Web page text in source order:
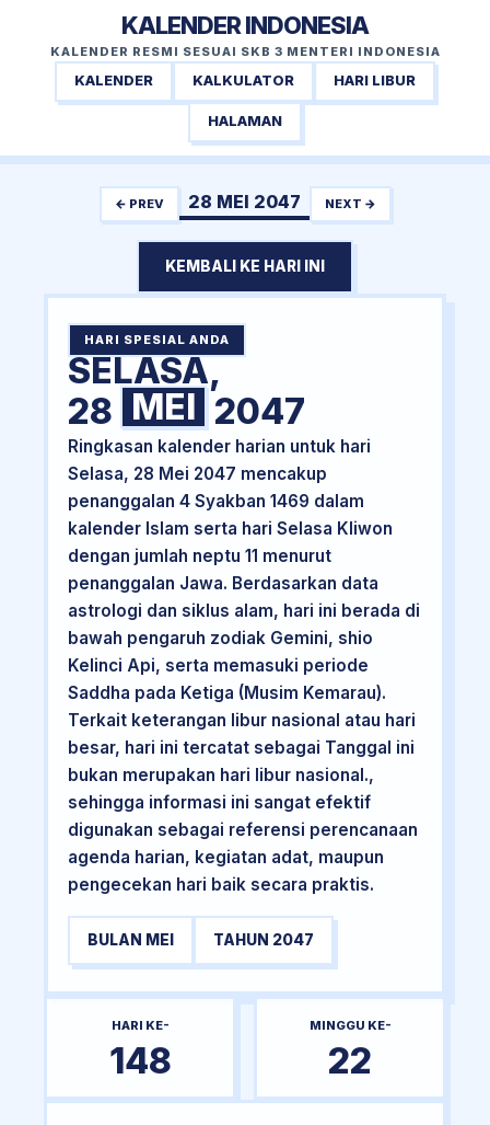
KALENDER INDONESIA
KALENDER RESMI SESUAI SKB 3 MENTERI INDONESIA
KALENDER KALKULATOR HARI LIBUR
HALAMAN
← PREV 28 MEI 2047 NEXT →
KEMBALI KE HARI INI
HARI SPESIAL ANDA
SELASA,
28 MEI 2047
Ringkasan kalender harian untuk hari
Selasa, 28 Mei 2047 mencakup
penanggalan 4 Syakban 1469 dalam
kalender Islam serta hari Selasa Kliwon
dengan jumlah neptu 11 menurut
penanggalan Jawa. Berdasarkan data
astrologi dan siklus alam, hari ini berada di
bawah pengaruh zodiak Gemini, shio
Kelinci Api, serta memasuki periode
Saddha pada Ketiga (Musim Kemarau).
Terkait keterangan libur nasional atau hari
besar, hari ini tercatat sebagai Tanggal ini
bukan merupakan hari libur nasional.,
sehingga informasi ini sangat efektif
digunakan sebagai referensi perencanaan
agenda harian, kegiatan adat, maupun
pengecekan hari baik secara praktis.
BULAN MEI TAHUN 2047
HARI KE-
148
MINGGU KE-
22